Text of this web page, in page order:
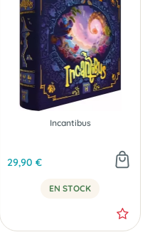
Incantibus
29,90 €
EN STOCK